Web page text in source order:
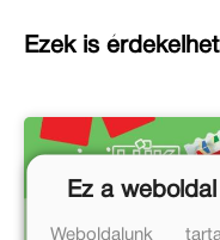
Ezek is
Ez a
Weboldalunk